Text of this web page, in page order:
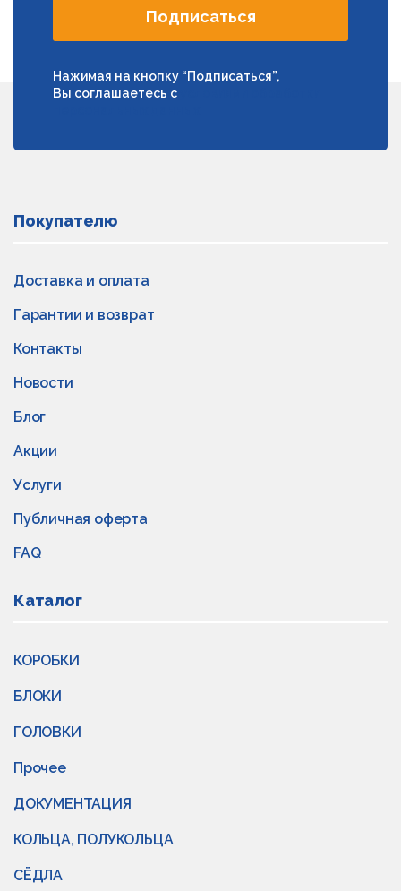
Подписаться
Нажимая на кнопку “Подписаться”,
Вы соглашаетесь с
Покупателю
Доставка и оплата
Гарантии и возврат
Контакты
Новости
Блог
Акции
Услуги
Публичная оферта
FAQ
Каталог
КОРОБКИ
БЛОКИ
ГОЛОВКИ
Прочее
ДОКУМЕНТАЦИЯ
КОЛЬЦА, ПОЛУКОЛЬЦА
СЁДЛА